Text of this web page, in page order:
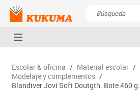
Escolar & oficina / Material escolar /
Modelaje y complementos /
Blandiver Jovi Soft Doutgth. Bote 460 g.